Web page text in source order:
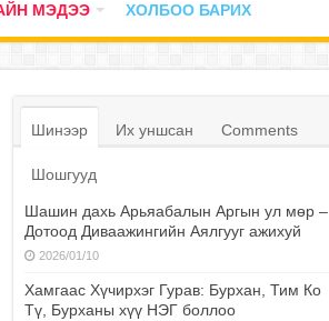
МЭДЭЭ ХОЛБОО БАРИХ
Шинээр Их уншсан Comments
Шошгууд
Шашин дахь Арьяабалын Аргын ул мөр –
Дотоод Диваажингийн Аялгууг ажихуй
2026/01/10
Хамгаас Хүчирхэг Гурав: Бурхан, Тим Ко
Тү, Бурханы хүү НЭГ боллоо